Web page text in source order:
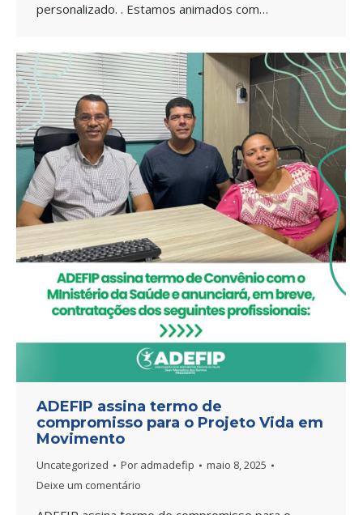
personalizado. . Estamos animados com…
ADEFIP assina termo de
compromisso para o Projeto Vida em
Movimento
Uncategorized Por admadefip
maio 8, 2025
Deixe um comentário